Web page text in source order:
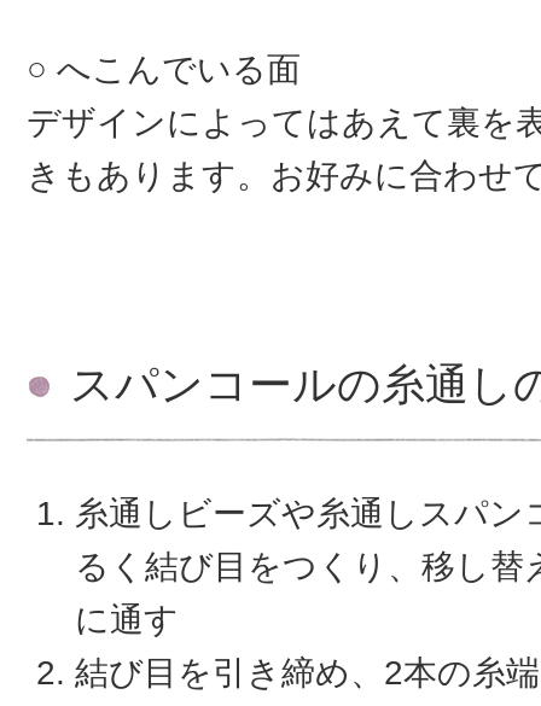
へこんでいる面
デザインによってはあえて裏を
きもあります。お好みに合わせ
スパンコールの糸通し
糸通しビーズや糸通しスパン
るく結び目をつくり、移し替
に通す
結び目を引き締め、2本の糸